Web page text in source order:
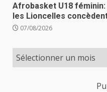
Afrobasket U18
les Lioncelles
07/08/2026